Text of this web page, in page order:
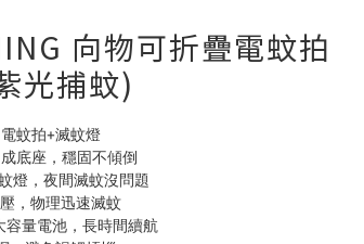
向物可折疊電蚊拍
光捕蚊)
蚊拍+滅蚊燈
底座，穩固不傾倒
燈，夜間滅蚊沒問題
，物理迅速滅蚊
容量電池，長時間續航